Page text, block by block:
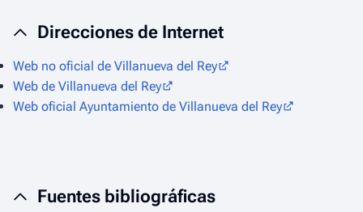
Direcciones de Internet
Web no oficial de Villanueva del Rey
Web de Villanueva del Rey
Web oficial Ayuntamiento de Villanueva del Rey
Fuentes bibliográficas